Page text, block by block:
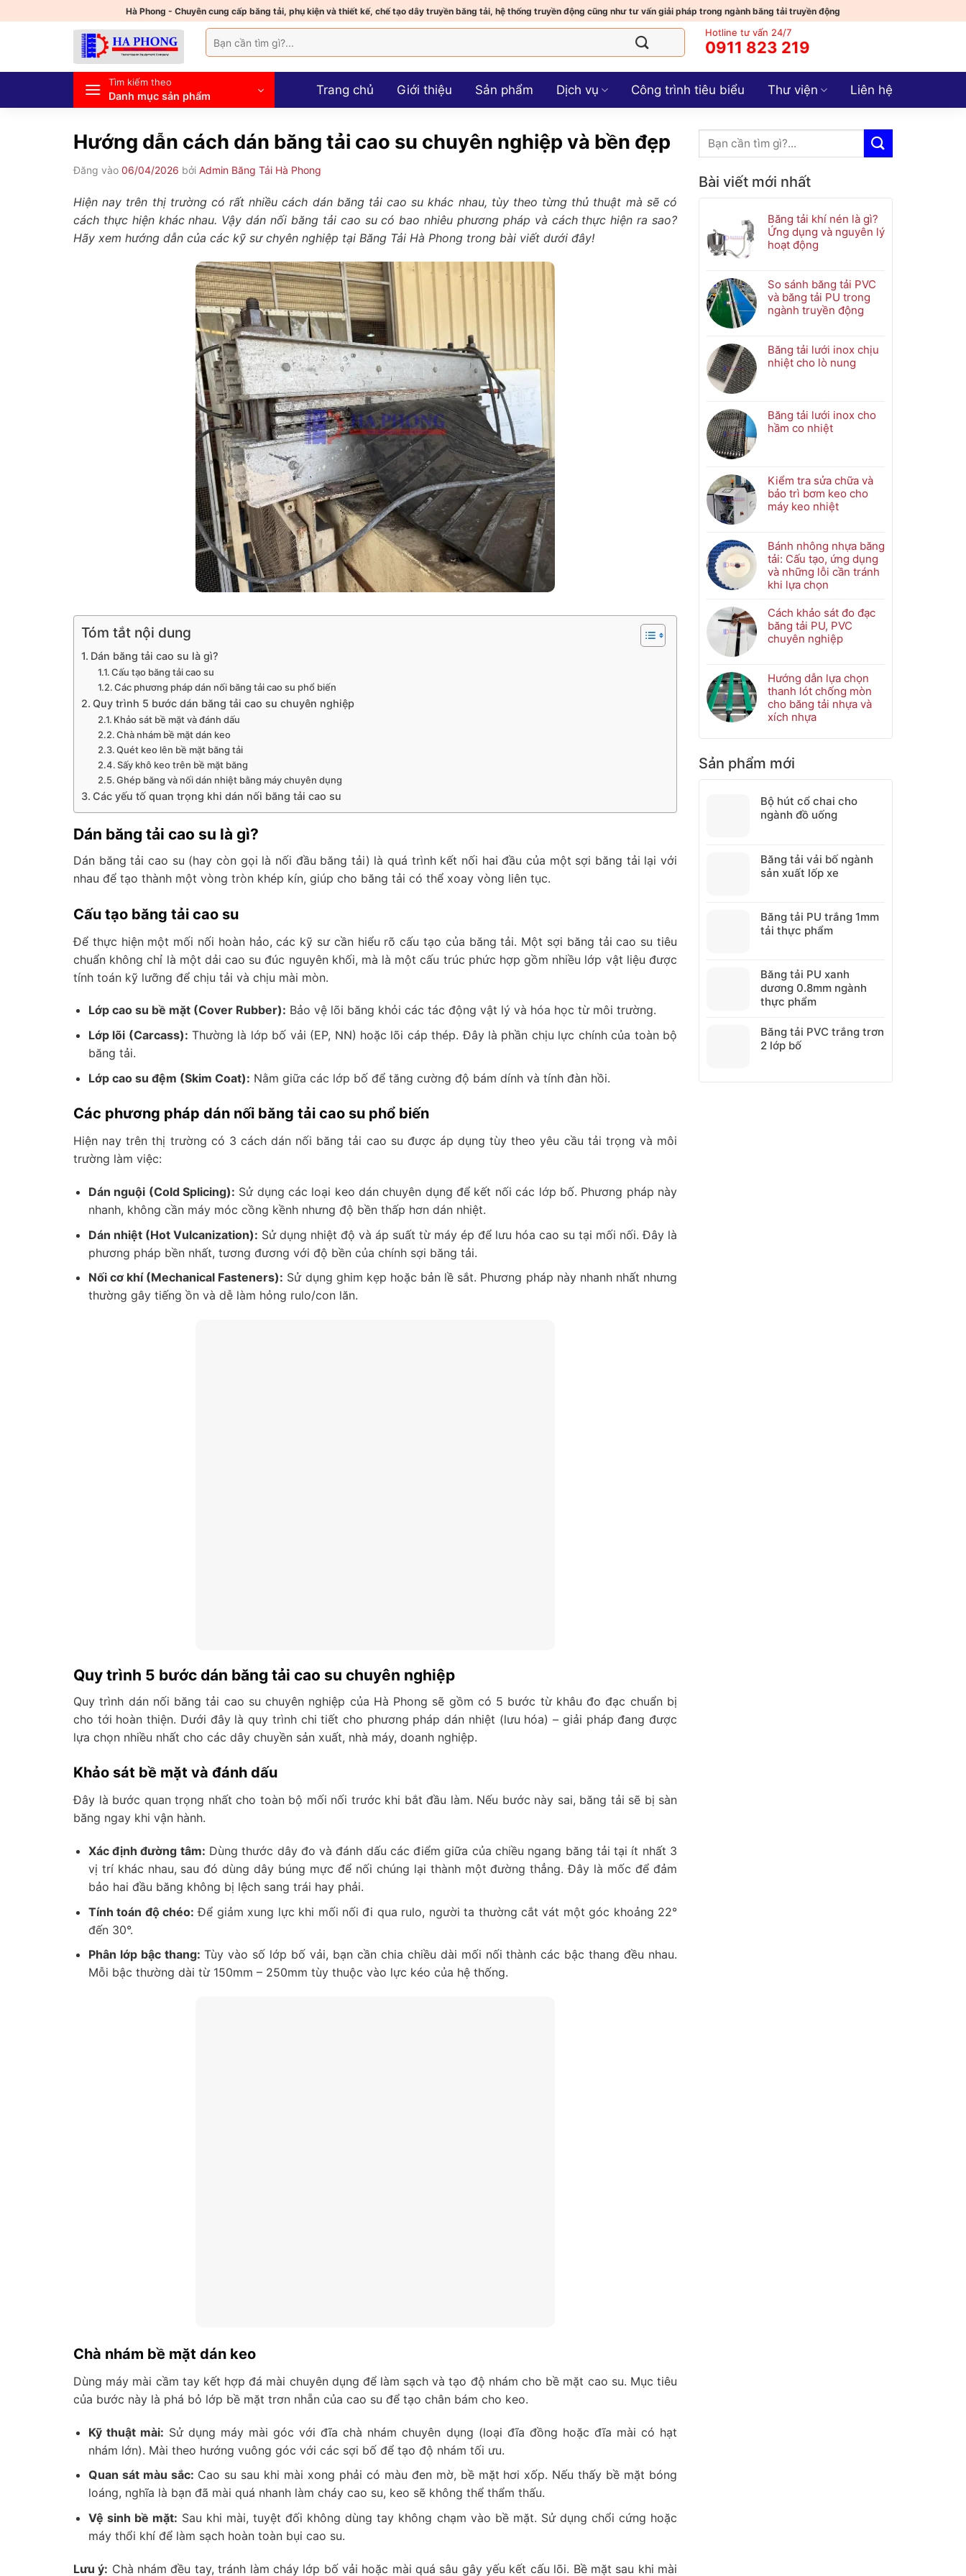
qua
Hà Phong - Chuyên cung cấp băng tải, phụ kiện và thiết kế, chế tạo dây truyền băng tải, hệ thống truyền động cũng như tư vấn giải pháp trong ngành băng tải truyền động
kiếm:
Hotline tư vấn 24/7
0911 823 219
Tìm kiếm theo
Danh mục sản phẩm Trang chủ Giới thiệu Sản phẩm Dịch vụ Công trình tiêu biểu Thư viện Liên hệ
Hướng dẫn cách dán băng tải cao su chuyên nghiệp và bền đẹp
Đăng vào 06/04/2026 bởi Admin Băng Tải Hà Phong
Hiện nay trên thị trường có rất nhiều cách dán băng tải cao su khác nhau, tùy theo từng thủ thuật mà sẽ có
cách thực hiện khác nhau. Vậy dán nối băng tải cao su có bao nhiêu phương pháp và cách thực hiện ra sao?
Hãy xem hướng dẫn của các kỹ sư chyên nghiệp tại Băng Tải Hà Phong trong bài viết dưới đây!
Tóm tắt nội dung
Dán băng tải cao su là gì?
Cấu tạo băng tải cao su
Các phương pháp dán nối băng tải cao su phổ biến
Quy trình 5 bước dán băng tải cao su chuyên nghiệp
Khảo sát bề mặt và đánh dấu
Chà nhám bề mặt dán keo
Quét keo lên bề mặt băng tải
Sấy khô keo trên bề mặt băng
Ghép băng và nối dán nhiệt bằng máy chuyên dụng
Các yếu tố quan trọng khi dán nối băng tải cao su
Dán băng tải cao su là gì?
Dán băng tải cao su (hay còn gọi là nối đầu băng tải) là quá trình kết nối hai đầu của một sợi băng tải lại với
nhau để tạo thành một vòng tròn khép kín, giúp cho băng tải có thể xoay vòng liên tục.
Cấu tạo băng tải cao su
Để thực hiện một mối nối hoàn hảo, các kỹ sư cần hiểu rõ cấu tạo của băng tải. Một sợi băng tải cao su tiêu
chuẩn không chỉ là một dải cao su đúc nguyên khối, mà là một cấu trúc phức hợp gồm nhiều lớp vật liệu được
tính toán kỹ lưỡng để chịu tải và chịu mài mòn.
Lớp cao su bề mặt (Cover Rubber): Bảo vệ lõi băng khỏi các tác động vật lý và hóa học từ môi trường.
Lớp lõi (Carcass): Thường là lớp bố vải (EP, NN) hoặc lõi cáp thép. Đây là phần chịu lực chính của toàn bộ
băng tải.
Lớp cao su đệm (Skim Coat): Nằm giữa các lớp bố để tăng cường độ bám dính và tính đàn hồi.
Các phương pháp dán nối băng tải cao su phổ biến
Hiện nay trên thị trường có 3 cách dán nối băng tải cao su được áp dụng tùy theo yêu cầu tải trọng và môi
trường làm việc:
Dán nguội (Cold Splicing): Sử dụng các loại keo dán chuyên dụng để kết nối các lớp bố. Phương pháp này
nhanh, không cần máy móc cồng kềnh nhưng độ bền thấp hơn dán nhiệt.
Dán nhiệt (Hot Vulcanization): Sử dụng nhiệt độ và áp suất từ máy ép để lưu hóa cao su tại mối nối. Đây là
phương pháp bền nhất, tương đương với độ bền của chính sợi băng tải.
Nối cơ khí (Mechanical Fasteners): Sử dụng ghim kẹp hoặc bản lề sắt. Phương pháp này nhanh nhất nhưng
thường gây tiếng ồn và dễ làm hỏng rulo/con lăn.
Quy trình 5 bước dán băng tải cao su chuyên nghiệp
Quy trình dán nối băng tải cao su chuyên nghiệp của Hà Phong sẽ gồm có 5 bước từ khâu đo đạc chuẩn bị
cho tới hoàn thiện. Dưới đây là quy trình chi tiết cho phương pháp dán nhiệt (lưu hóa) – giải pháp đang được
lựa chọn nhiều nhất cho các dây chuyền sản xuất, nhà máy, doanh nghiệp.
Khảo sát bề mặt và đánh dấu
Đây là bước quan trọng nhất cho toàn bộ mối nối trước khi bắt đầu làm. Nếu bước này sai, băng tải sẽ bị sàn
băng ngay khi vận hành.
Xác định đường tâm: Dùng thước dây đo và đánh dấu các điểm giữa của chiều ngang băng tải tại ít nhất 3
vị trí khác nhau, sau đó dùng dây búng mực để nối chúng lại thành một đường thẳng. Đây là mốc để đảm
bảo hai đầu băng không bị lệch sang trái hay phải.
Tính toán độ chéo: Để giảm xung lực khi mối nối đi qua rulo, người ta thường cắt vát một góc khoảng 22°
đến 30°.
Phân lớp bậc thang: Tùy vào số lớp bố vải, bạn cần chia chiều dài mối nối thành các bậc thang đều nhau.
Mỗi bậc thường dài từ 150mm – 250mm tùy thuộc vào lực kéo của hệ thống.
Chà nhám bề mặt dán keo
Dùng máy mài cầm tay kết hợp đá mài chuyên dụng để làm sạch và tạo độ nhám cho bề mặt cao su. Mục tiêu
của bước này là phá bỏ lớp bề mặt trơn nhẵn của cao su để tạo chân bám cho keo.
Kỹ thuật mài: Sử dụng máy mài góc với đĩa chà nhám chuyên dụng (loại đĩa đồng hoặc đĩa mài có hạt
nhám lớn). Mài theo hướng vuông góc với các sợi bố để tạo độ nhám tối ưu.
Quan sát màu sắc: Cao su sau khi mài xong phải có màu đen mờ, bề mặt hơi xốp. Nếu thấy bề mặt bóng
loáng, nghĩa là bạn đã mài quá nhanh làm cháy cao su, keo sẽ không thể thẩm thấu.
Vệ sinh bề mặt: Sau khi mài, tuyệt đối không dùng tay không chạm vào bề mặt. Sử dụng chổi cứng hoặc
máy thổi khí để làm sạch hoàn toàn bụi cao su.
Lưu ý: Chà nhám đều tay, tránh làm cháy lớp bố vải hoặc mài quá sâu gây yếu kết cấu lõi. Bề mặt sau khi mài
Bài viết mới nhất
Băng tải khí nén là gì?
Ứng dụng và nguyên lý
hoạt động
bình
luận
ở
Băng
khí
nén
dụng
và
nguyên
động
So sánh băng tải PVC
và băng tải PU trong
ngành truyền động
bình
luận
băng
tải
tải
PU
trong
ngành
động
Băng tải lưới inox chịu
nhiệt cho lò nung
luận
ở
inox
chịu
nhiệt
cho
nung
Băng tải lưới inox cho
hầm co nhiệt
luận
ở
Băng
inox
cho
hầm
co
nhiệt
Kiểm tra sửa chữa và
bảo trì bơm keo cho
máy keo nhiệt
bình
luận
ở
Kiểm
sửa
chữa
và
bảo
bơm
keo
cho
máy
keo
Bánh nhông nhựa băng
tải: Cấu tạo, ứng dụng
và những lỗi cần tránh
khi lựa chọn
có
bình
luận
ở
nhông
nhựa
băng
tải:
Cấu
dụng
lỗi
cần
lựa
chọn
Cách khảo sát đo đạc
băng tải PU, PVC
chuyên nghiệp
bình
luận
ở
Cách
đạc
PU,
PVC
Hướng dẫn lựa chọn
thanh lót chống mòn
cho băng tải nhựa và
xích nhựa
bình
luận
Hướng
dẫn
lựa
lót
chống
băng
tải
nhựa
nhựa
Sản phẩm mới
Bộ hút cổ chai cho
ngành đồ uống
Băng tải vải bố ngành
sản xuất lốp xe
Băng tải PU trắng 1mm
tải thực phẩm
Băng tải PU xanh
dương 0.8mm ngành
thực phẩm
Băng tải PVC trắng trơn
2 lớp bố